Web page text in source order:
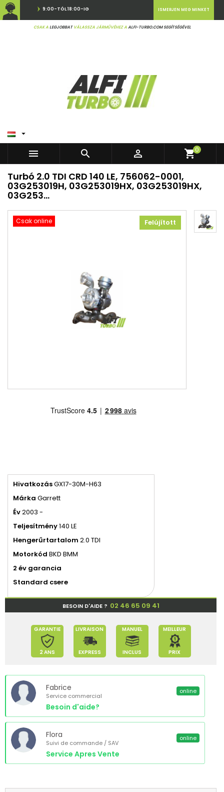
9:00-TÓL 18:00-IG
CSAK ALEGJOBBATVÁLASSZA JÁRMŰVÉHEZ AALFI-TURBO.COM SEGÍTSÉGÉVEL
ISMERJEN MEG MINKET

   shopping_cart0
Turbó 2.0 TDI CRD 140 LE, 756062-0001,
03G253019H, 03G253019HX, 03G253019HX,
03G253...
Csak online Felújított
HivatkozásGX17-30M-H63
Márka Garrett
Év2003 -
Teljesítmény140 LE
Hengerűrtartalom 2.0 TDI
Motorkód BKD BMM
2 év garancia
Standard csere
BESOIN D'AIDE ? 02 46 65 09 41
GARANTIE
2 ANS
LIVRAISON
EXPRESS
MANUEL
INCLUS
MEILLEUR
PRIX
Fabrice
Service commercial
Besoin d'aide?
online
Flora
Suivi de commande / SAV
Service Apres Vente
online